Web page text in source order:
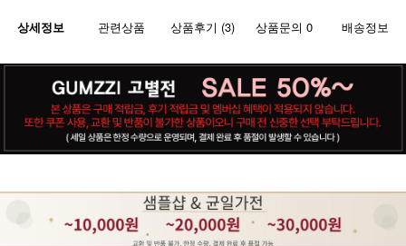
상세정보 관련상품 상품후기 (3) 상품문의 0 배송정보